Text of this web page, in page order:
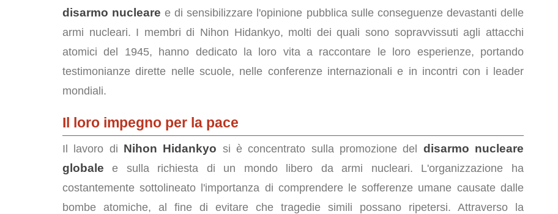
disarmo nucleare e di sensibilizzare l'opinione pubblica sulle conseguenze devastanti delle
armi nucleari. I membri di Nihon Hidankyo, molti dei quali sono sopravvissuti agli attacchi
atomici del 1945, hanno dedicato la loro vita a raccontare le loro esperienze, portando
testimonianze dirette nelle scuole, nelle conferenze internazionali e in incontri con i leader
mondiali.
Il loro impegno per la pace
Il lavoro di Nihon Hidankyo si è concentrato sulla promozione del disarmo nucleare
globale e sulla richiesta di un mondo libero da armi nucleari. L'organizzazione ha
costantemente sottolineato l'importanza di comprendere le sofferenze umane causate dalle
bombe atomiche, al fine di evitare che tragedie simili possano ripetersi. Attraverso la